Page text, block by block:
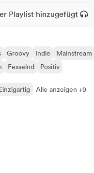
Playlist hinzugefügt
Groovy Indie
Mainstream
Fesselnd Positiv
Alle anzeigen +9